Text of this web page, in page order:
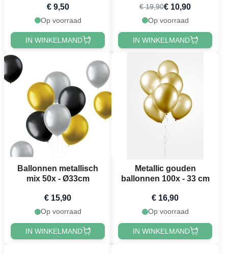
€ 9,50
Op voorraad
IN WINKELMAND
€ 19,90€ 10,90
Op voorraad
IN WINKELMAND
Ballonnen metallisch
mix 50x - Ø33cm
€ 15,90
Op voorraad
IN WINKELMAND
Metallic gouden
ballonnen 100x - 33 cm
€ 16,90
Op voorraad
IN WINKELMAND